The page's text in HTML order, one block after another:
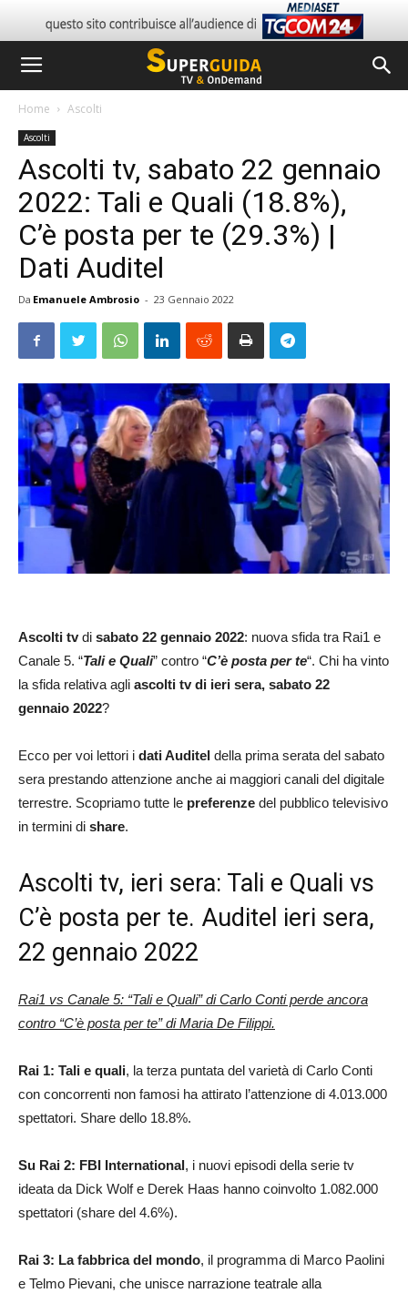
Home Ascolti
Ascolti
Ascolti tv, sabato 22 gennaio
2022: Tali e Quali (18.8%),
C’è posta per te (29.3%) |
Dati Auditel
Da Emanuele Ambrosio - 23 Gennaio 2022
Ascolti tvdi sabato 22 gennaio 2022: nuova sfida tra Rai1 e
Canale 5. “Tali e Quali” contro “C’è posta per te“. Chi ha vinto
la sfida relativa agli ascolti tv di ieri sera, sabato 22
gennaio 2022?
Ecco per voi lettori i dati Auditel della prima serata del sabato
sera prestando attenzione anche ai maggiori canali del digitale
terrestre. Scopriamo tutte le preferenze del pubblico televisivo
in termini di share.
Ascolti tv, ieri sera: Tali e Quali vs
C’è posta per te. Auditel ieri sera,
22 gennaio 2022
Rai1 vs Canale 5: “Tali e Quali” di Carlo Conti perde ancora
contro “C’è posta per te” di Maria De Filippi.
Rai 1: Tali e quali, la terza puntata del varietà di Carlo Conti
con concorrenti non famosi ha attirato l’attenzione di 4.013.000
spettatori. Share dello 18.8%.
Su Rai 2: FBI International, i nuovi episodi della serie tv
ideata da Dick Wolf e Derek Haas hanno coinvolto 1.082.000
spettatori (share del 4.6%).
Rai 3: La fabbrica del mondo, il programma di Marco Paolini
e Telmo Pievani, che unisce narrazione teatrale alla